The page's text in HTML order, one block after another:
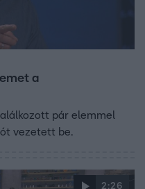
a
pár elemmel
vezetett be.
2:26